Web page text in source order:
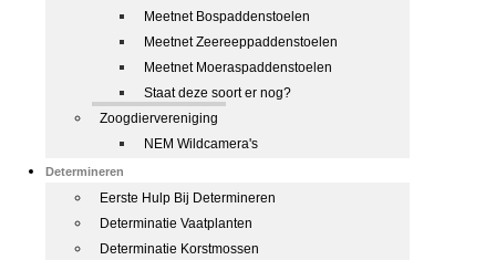
Meetnet Bospaddenstoelen
Meetnet Zeereeppaddenstoelen
Meetnet Moeraspaddenstoelen
Staat deze soort er nog?
Zoogdiervereniging
NEM Wildcamera's
Determineren
Eerste Hulp Bij Determineren
Determinatie Vaatplanten
Determinatie Korstmossen